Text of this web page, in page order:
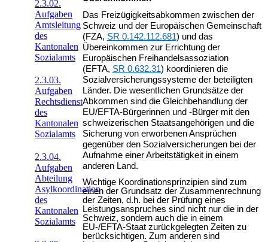
2.3.02.
Aufgaben
Amtsleitung
des
Kantonalen
Sozialamts
2.3.03.
Aufgaben
Rechtsdienst
des
Kantonalen
Sozialamts
2.3.04.
Aufgaben
Abteilung
Asylkoordination
des
Kantonalen
Sozialamts
Das Freizügigkeitsabkommen zwischen der
Schweiz und der Europäischen Gemeinschaft
(FZA, SR 0.142.112.681) und das
Übereinkommen zur Errichtung der
Europäischen Freihandelsassoziation
(EFTA, SR 0.632.31) koordinieren die
Sozialversicherungssysteme der beteiligten
Länder. Die wesentlichen Grundsätze der
Abkommen sind die Gleichbehandlung der
EU/EFTA-Bürgerinnen und -Bürger mit den
schweizerischen Staatsangehörigen und die
Sicherung von erworbenen Ansprüchen
gegenüber den Sozialversicherungen bei der
Aufnahme einer Arbeitstätigkeit in einem
anderen Land.
Wichtige Koordinationsprinzipien sind zum
einen der Grundsatz der Zusammenrechnung
der Zeiten, d.h. bei der Prüfung eines
Leistungsanspruches sind nicht nur die in der
Schweiz, sondern auch die in einem
EU-/EFTA-Staat zurückgelegten Zeiten zu
berücksichtigen. Zum anderen sind